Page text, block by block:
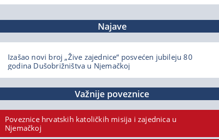
Najave
Izašao novi broj „Žive zajednice“ posvećen jubileju 80
godina Dušobrižništva u Njemačkoj
Važnije poveznice
Poveznice hrvatskih katoličkih misija i zajednica u
Njemačkoj